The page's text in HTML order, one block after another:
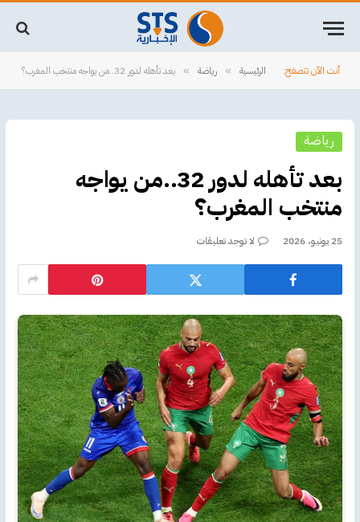
أنت الآن تتصفح: الرئيسية » رياضة » بعد تأهله لدور 32..من يواجه منتخب المغرب؟
رياضة
بعد تأهله لدور 32..من يواجه
منتخب المغرب؟
25 يونيو، 2026 لا توجد تعليقات